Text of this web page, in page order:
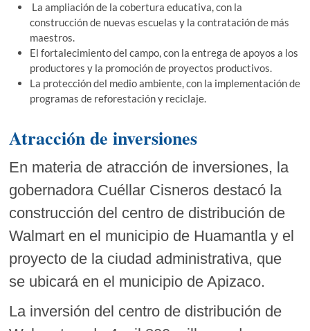
La ampliación de la cobertura educativa, con la
construcción de nuevas escuelas y la contratación de más
maestros.
El fortalecimiento del campo, con la entrega de apoyos a los
productores y la promoción de proyectos productivos.
La protección del medio ambiente, con la implementación de
programas de reforestación y reciclaje.
Atracción de inversiones
En materia de atracción de inversiones, la
gobernadora Cuéllar Cisneros destacó la
construcción del centro de distribución de
Walmart en el municipio de Huamantla y el
proyecto de la ciudad administrativa, que
se ubicará en el municipio de Apizaco.
La inversión del centro de distribución de